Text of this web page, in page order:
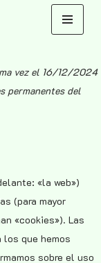
vez el 16/12/2024
permanentes del
«la web»)
(para mayor
«cookies»). Las
que hemos
sobre el uso